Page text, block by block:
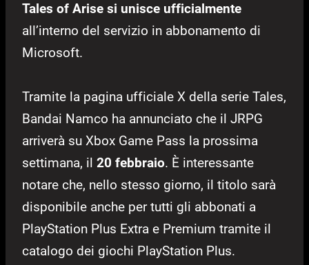
Tales of Arise si unisce ufficialmente
all’interno del servizio in abbonamento di
Microsoft.
Tramite la pagina ufficiale X della serie Tales,
Bandai Namco ha annunciato che il JRPG
arriverà su Xbox Game Pass la prossima
settimana, il 20 febbraio. È interessante
notare che, nello stesso giorno, il titolo sarà
disponibile anche per tutti gli abbonati a
PlayStation Plus Extra e Premium tramite il
catalogo dei giochi PlayStation Plus.